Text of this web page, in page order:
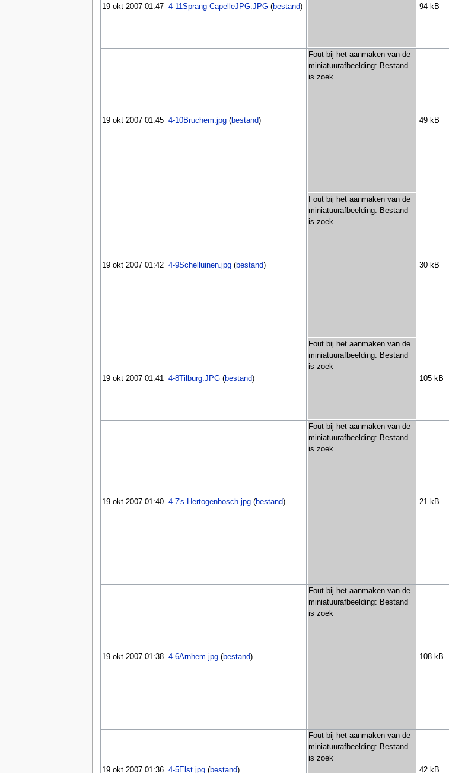
19 okt 2007 01:47 4-11Sprang-CapelleJPG.JPG(bestand)
94 kB
19 okt 2007 01:45 4-10Bruchem.jpg(bestand)
Fout bij het aanmaken van de
miniatuurafbeelding: Bestand
is zoek
49 kB
19 okt 2007 01:42 4-9Schelluinen.jpg(bestand)
Fout bij het aanmaken van de
miniatuurafbeelding: Bestand
is zoek
30 kB
19 okt 2007 01:41 4-8Tilburg.JPG(bestand)
Fout bij het aanmaken van de
miniatuurafbeelding: Bestand
is zoek
105 kB
19 okt 2007 01:40 4-7's-Hertogenbosch.jpg(bestand)
Fout bij het aanmaken van de
miniatuurafbeelding: Bestand
is zoek
21 kB
19 okt 2007 01:38 4-6Arnhem.jpg(bestand)
Fout bij het aanmaken van de
miniatuurafbeelding: Bestand
is zoek
108 kB
19 okt 2007 01:36 4-5Elst.jpg(bestand)
Fout bij het aanmaken van de
miniatuurafbeelding: Bestand
is zoek
42 kB